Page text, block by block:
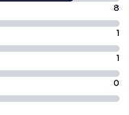
8
1
1
0